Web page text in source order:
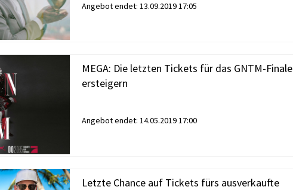
Angebot endet: 13.09.2019 17:05
MEGA: Die letzten Tickets für das GNTM-Finale
ersteigern
Angebot endet: 14.05.2019 17:00
Letzte Chance auf Tickets fürs ausverkaufte